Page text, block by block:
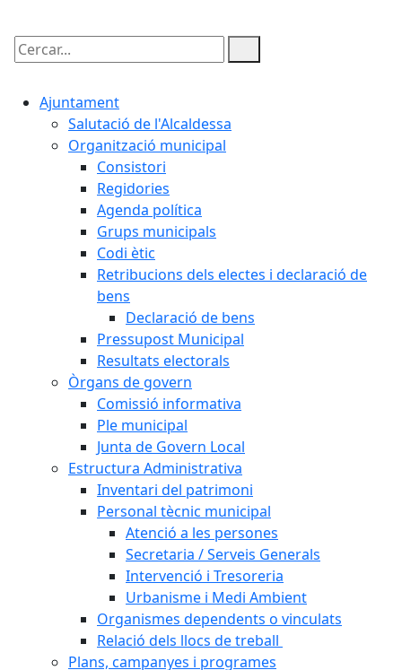
Cercar:
Ajuntament
Salutació de l'Alcaldessa
Organització municipal
Consistori
Regidories
Agenda política
Grups municipals
Codi ètic
Retribucions dels electes i declaració de
bens
Declaració de bens
Pressupost Municipal
Resultats electorals
Òrgans de govern
Comissió informativa
Ple municipal
Junta de Govern Local
Estructura Administrativa
Inventari del patrimoni
Personal tècnic municipal
Atenció a les persones
Secretaria / Serveis Generals
Intervenció i Tresoreria
Urbanisme i Medi Ambient
Organismes dependents o vinculats
Relació dels llocs de treball
Plans, campanyes i programes